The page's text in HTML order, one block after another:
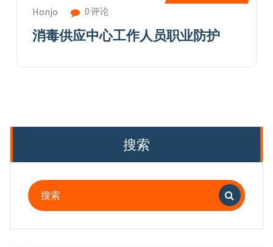
Honjo 0 评论
消毒供应中心工作人员职业防护
搜索
搜
索：